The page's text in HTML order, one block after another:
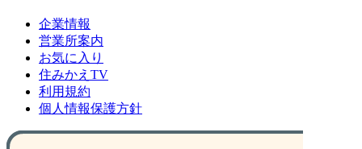
企業情報
営業所案内
お気に入り
住みかえTV
利用規約
個人情報保護方針